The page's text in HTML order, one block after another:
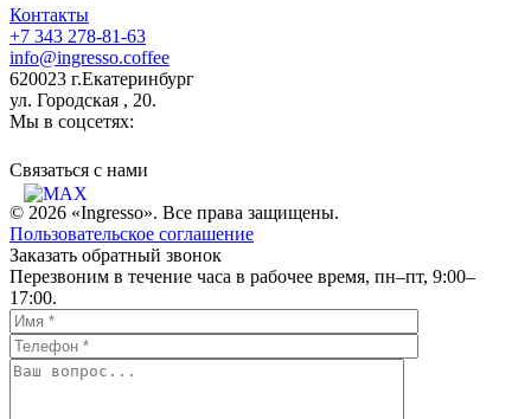
Контакты
+7 343 278-81-63
info@ingresso.coffee
620023 г.Екатеринбург
ул. Городская , 20.
Мы в соцсетях:
Связаться c нами
© 2026 «Ingresso». Все права защищены.
Пользовательское соглашение
Заказать обратный звонок
Перезвоним в течение часа в рабочее время, пн–пт, 9:00–
17:00.